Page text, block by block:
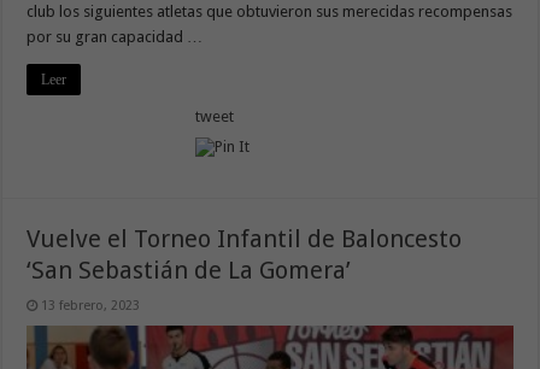
club los siguientes atletas que obtuvieron sus merecidas recompensas
por su gran capacidad …
Leer
tweet
Vuelve el Torneo Infantil de Baloncesto
‘San Sebastián de La Gomera’
13 febrero, 2023